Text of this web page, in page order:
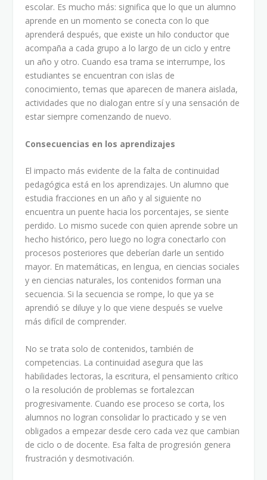
escolar. Es mucho más: significa que lo que un alumno
aprende en un momento se conecta con lo que
aprenderá después, que existe un hilo conductor que
acompaña a cada grupo a lo largo de un ciclo y entre
un año y otro. Cuando esa trama se interrumpe, los
estudiantes se encuentran con islas de
conocimiento, temas que aparecen de manera aislada,
actividades que no dialogan entre sí y una sensación de
estar siempre comenzando de nuevo.
Consecuencias en los aprendizajes
El impacto más evidente de la falta de continuidad
pedagógica está en los aprendizajes. Un alumno que
estudia fracciones en un año y al siguiente no
encuentra un puente hacia los porcentajes, se siente
perdido. Lo mismo sucede con quien aprende sobre un
hecho histórico, pero luego no logra conectarlo con
procesos posteriores que deberían darle un sentido
mayor. En matemáticas, en lengua, en ciencias sociales
y en ciencias naturales, los contenidos forman una
secuencia. Si la secuencia se rompe, lo que ya se
aprendió se diluye y lo que viene después se vuelve
más difícil de comprender.
No se trata solo de contenidos, también de
competencias. La continuidad asegura que las
habilidades lectoras, la escritura, el pensamiento crítico
o la resolución de problemas se fortalezcan
progresivamente. Cuando ese proceso se corta, los
alumnos no logran consolidar lo practicado y se ven
obligados a empezar desde cero cada vez que cambian
de ciclo o de docente. Esa falta de progresión genera
frustración y desmotivación.